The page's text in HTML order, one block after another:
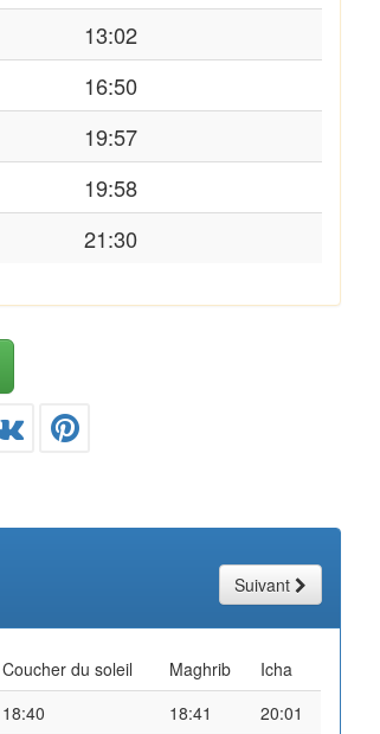
13:02
16:50
19:57
19:58
21:30
Suivant
Coucher du soleil Maghrib
Icha
18:40 18:41
20:01